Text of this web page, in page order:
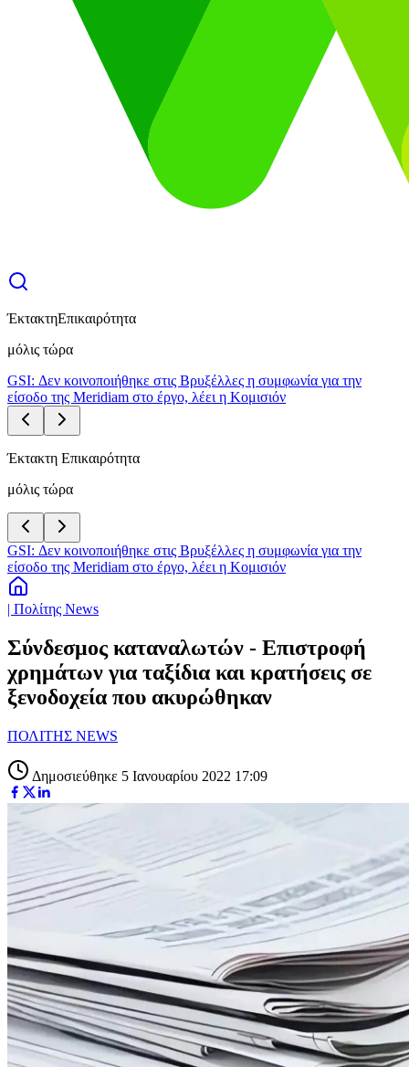
ΈκτακτηΕπικαιρότητα
μόλις τώρα
GSI: Δεν κοινοποιήθηκε στις Βρυξέλλες η συμφωνία για την
είσοδο της Meridiam στο έργο, λέει η Κομισιόν
Έκτακτη Επικαιρότητα
μόλις τώρα
GSI: Δεν κοινοποιήθηκε στις Βρυξέλλες η συμφωνία για την
είσοδο της Meridiam στο έργο, λέει η Κομισιόν
| Πολίτης News
Σύνδεσμος καταναλωτών - Επιστροφή
χρημάτων για ταξίδια και κρατήσεις σε
ξενοδοχεία που ακυρώθηκαν
ΠΟΛΙΤΗΣ NEWS
Δημοσιεύθηκε 5 Ιανουαρίου 2022 17:09